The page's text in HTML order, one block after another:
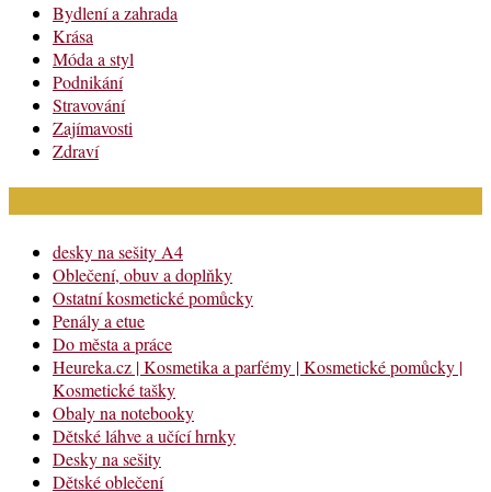
Bydlení a zahrada
Krása
Móda a styl
Podnikání
Stravování
Zajímavosti
Zdraví
desky na sešity A4
Oblečení, obuv a doplňky
Ostatní kosmetické pomůcky
Penály a etue
Do města a práce
Heureka.cz | Kosmetika a parfémy | Kosmetické pomůcky |
Kosmetické tašky
Obaly na notebooky
Dětské láhve a učící hrnky
Desky na sešity
Dětské oblečení